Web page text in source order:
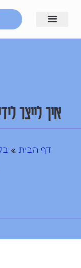
איך לייצר
דף הבית »